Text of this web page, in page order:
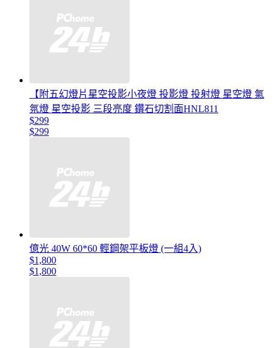
【附五幻燈片星空投影小夜燈 投影燈 投射燈 星空燈 氣
氛燈 星空投影 三段亮度 鑽石切割面HNL811
$299
$299
億光 40W 60*60 輕鋼架平板燈 (一組4入)
$1,800
$1,800